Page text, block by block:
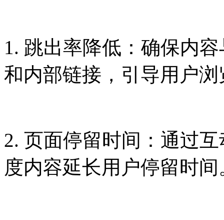
1. 跳出率降低：确保内
和内部链接，引导用户
2. 页面停留时间：通过
度内容延长用户停留时间